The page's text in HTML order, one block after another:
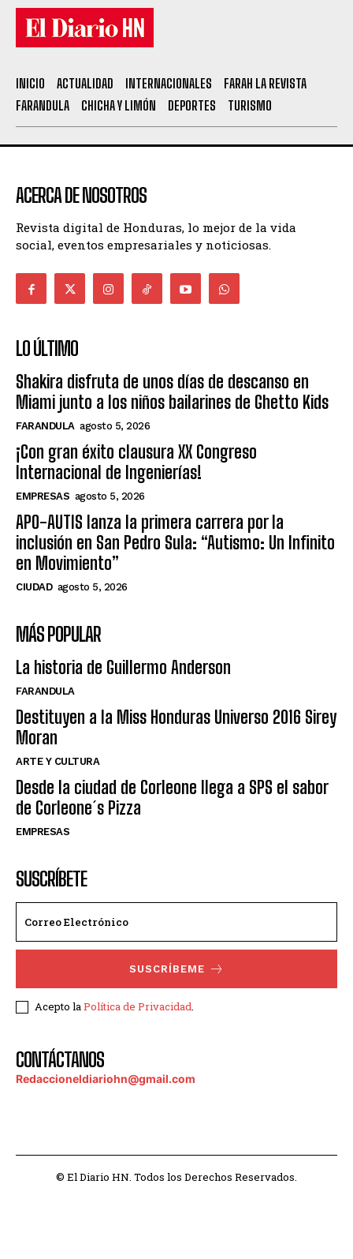
INICIO ACTUALIDAD INTERNACIONALES
FARAH LA REVISTA
FARANDULA
CHICHA Y LIMÓN DEPORTES TURISMO
ACERCA DE NOSOTROS
Revista digital de Honduras, lo mejor de la vida
social, eventos empresariales y noticiosas.
LO ÚLTIMO
Shakira disfruta de unos días de descanso en
Miami junto a los niños bailarines de Ghetto Kids
FARANDULA agosto 5, 2026
¡Con gran éxito clausura XX Congreso
Internacional de Ingenierías!
EMPRESAS agosto 5, 2026
APO-AUTIS lanza la primera carrera por la
inclusión en San Pedro Sula: “Autismo: Un Infinito
en Movimiento”
CIUDAD agosto 5, 2026
MÁS POPULAR
La historia de Guillermo Anderson
FARANDULA
Destituyen a la Miss Honduras Universo 2016 Sirey
Moran
ARTE Y CULTURA
Desde la ciudad de Corleone llega a SPS el sabor
de Corleone´s Pizza
EMPRESAS
SUSCRÍBETE
SUSCRÍBEME
Acepto laPolítica de Privacidad.
CONTÁCTANOS
Redaccioneldiariohn@gmail.com
© El Diario HN. Todos los Derechos Reservados.